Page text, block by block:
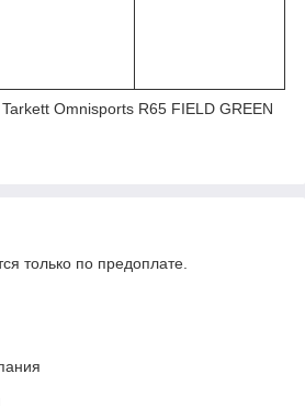
Omnisports R65 FIELD GREEN
только по предоплате.